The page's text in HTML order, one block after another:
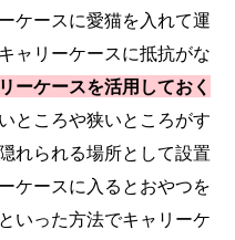
ケースに愛猫を入れて運
ャリーケースに抵抗がな
ーケースを活用しておく
ところや狭いところがす
れられる場所として設置
ケースに入るとおやつを
いった方法でキャリーケ